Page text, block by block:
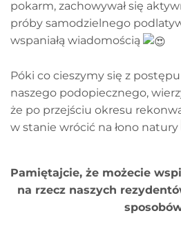
pokarm, zachowywał się
próby samodzielnego
wspaniałą wiadomością
Póki co cieszymy się z
naszego podopiecznego,
że po przejściu okresu
w stanie wrócić na łono natury
Pamiętajcie, że możecie
na rzecz naszych